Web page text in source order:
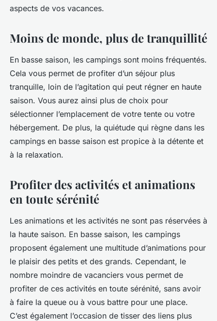
aspects de vos vacances.
Moins de monde, plus de tranquillité
En basse saison, les campings sont moins fréquentés.
Cela vous permet de profiter d’un séjour plus
tranquille, loin de l’agitation qui peut régner en haute
saison. Vous aurez ainsi plus de choix pour
sélectionner l’emplacement de votre tente ou votre
hébergement. De plus, la quiétude qui règne dans les
campings en basse saison est propice à la détente et
à la relaxation.
Profiter des activités et animations
en toute sérénité
Les animations et les activités ne sont pas réservées à
la haute saison. En basse saison, les campings
proposent également une multitude d’animations pour
le plaisir des petits et des grands. Cependant, le
nombre moindre de vacanciers vous permet de
profiter de ces activités en toute sérénité, sans avoir
à faire la queue ou à vous battre pour une place.
C’est également l’occasion de tisser des liens plus